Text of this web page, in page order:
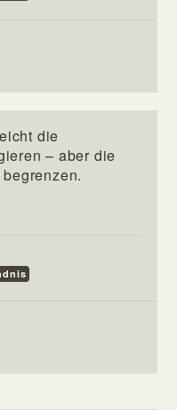
die
– aber die